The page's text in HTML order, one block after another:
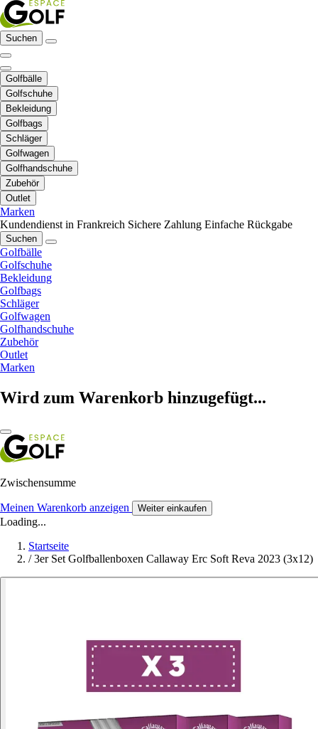
Suchen
Golfbälle
Golfschuhe
Bekleidung
Golfbags
Schläger
Golfwagen
Golfhandschuhe
Zubehör
Outlet
Marken
Kundendienst in Frankreich Sichere Zahlung Einfache Rückgabe
Suchen
Golfbälle
Golfschuhe
Bekleidung
Golfbags
Schläger
Golfwagen
Golfhandschuhe
Zubehör
Outlet
Marken
Wird zum Warenkorb hinzugefügt...
Zwischensumme
Meinen Warenkorb anzeigen Weiter einkaufen
Loading...
Startseite
/ 3er Set Golfballenboxen Callaway Erc Soft Reva 2023 (3x12)